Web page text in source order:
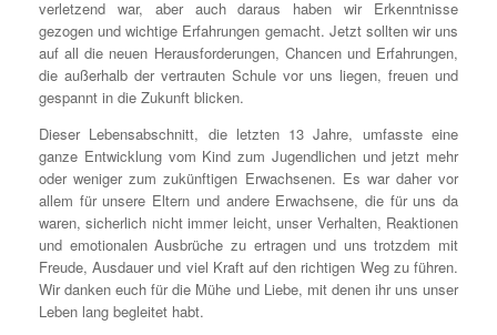
verletzend war, aber auch daraus haben wir Erkenntnisse
gezogen und wichtige Erfahrungen gemacht. Jetzt sollten wir uns
auf all die neuen Herausforderungen, Chancen und Erfahrungen,
die außerhalb der vertrauten Schule vor uns liegen, freuen und
gespannt in die Zukunft blicken.
Dieser Lebensabschnitt, die letzten 13 Jahre, umfasste eine
ganze Entwicklung vom Kind zum Jugendlichen und jetzt mehr
oder weniger zum zukünftigen Erwachsenen. Es war daher vor
allem für unsere Eltern und andere Erwachsene, die für uns da
waren, sicherlich nicht immer leicht, unser Verhalten, Reaktionen
und emotionalen Ausbrüche zu ertragen und uns trotzdem mit
Freude, Ausdauer und viel Kraft auf den richtigen Weg zu führen.
Wir danken euch für die Mühe und Liebe, mit denen ihr uns unser
Leben lang begleitet habt.